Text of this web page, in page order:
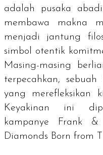
adalah pusaka
membawa makna
menjadi jantung
simbol otentik
Masing-masing
terpecahkan,
yang merefleksikan
Keyakinan ini
kampanye Frank
Diamonds Born from